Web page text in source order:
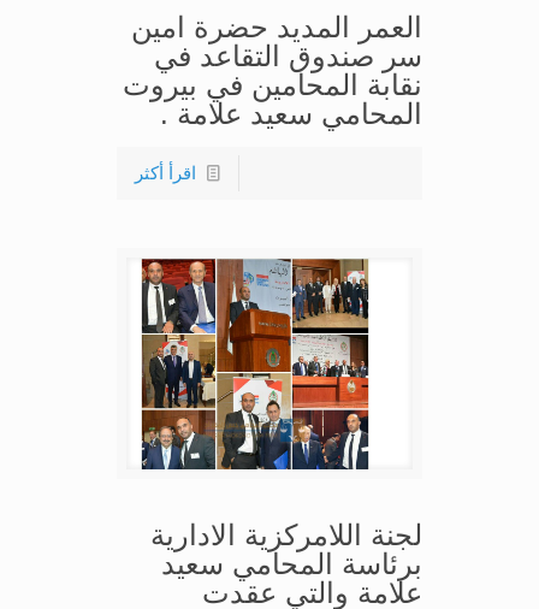
العمر المديد حضرة امين
سر صندوق التقاعد في
نقابة المحامين في بيروت
المحامي سعيد علامة .
اقرأ أكثر
لجنة اللامركزية الادارية
برئاسة المحامي سعيد
علامة والتي عقدت